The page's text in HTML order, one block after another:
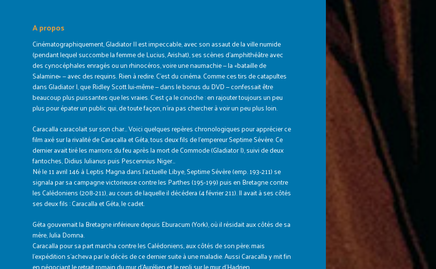
A propos
Cinématographiquement, Gladiator II est impeccable, avec son assaut de la ville numide
(pendant lequel succombe la femme de Lucius, Arishat), ses scènes d’amphithéâtre avec
des cynocéphales enragés ou un rhinocéros, voire une naumachie — la «bataille de
Salamine» — avec des requins. Rien à redire. C’est du cinéma. Comme ces tirs de catapultes
dans Gladiator I, que Ridley Scott lui-même — dans le bonus du DVD — confessait être
beaucoup plus puissantes que les vraies. C’est ça le cinoche : en rajouter toujours un peu
plus pour épater un public qui, de toute façon, n’ira pas chercher à voir un peu plus loin.
Caracalla caracolait sur son char… Voici quelques repères chronologiques pour apprécier ce
film axé sur la rivalité de Caracalla et Géta, tous deux fils de l’empereur Septime Sévère. Ce
dernier avait tiré les marrons du feu après la mort de Commode (Gladiator I), suivi de deux
fantoches, Didius Julianus puis Pescennius Niger…
Né le 11 avril 146 à Leptis Magna dans l’actuelle Libye, Septime Sévère (emp. 193-211) se
signala par sa campagne victorieuse contre les Parthes (195-199) puis en Bretagne contre
les Calédoniens (208-211), au cours de laquelle il décédera (4 février 211). Il avait à ses côtés
ses deux fils : Caracalla et Géta, le cadet.
Géta gouvernait la Bretagne inférieure depuis Eburacum (York), où il résidait aux côtés de sa
mère, Julia Domna.
Caracalla pour sa part marcha contre les Calédoniens, aux côtés de son père; mais
l’expédition s’acheva par le décès de ce dernier suite à une maladie. Aussi Caracalla y mit fin